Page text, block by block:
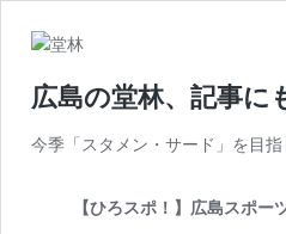
広島の堂林、記事
今季「スタメン・サード」を目
【ひろスポ！】広島スポー